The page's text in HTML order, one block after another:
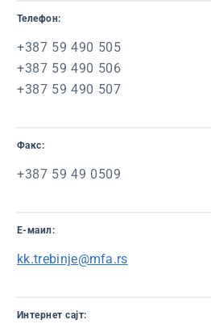
Телефон:
+387 59 490 505
+387 59 490 506
+387 59 490 507
Факс:
+387 59 49 0509
Е-маил:
kk.trebinje@mfa.rs
Интернет сајт: